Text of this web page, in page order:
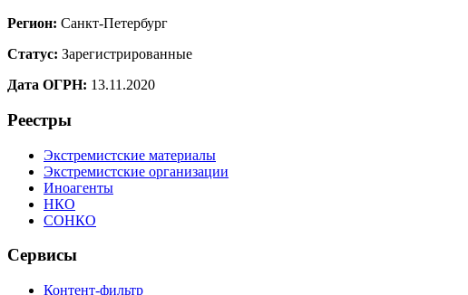
Регион: Санкт-Петербург
Статус: Зарегистрированные
Дата ОГРН: 13.11.2020
Реестры
Экстремистские материалы
Экстремистские организации
Иноагенты
НКО
СОНКО
Сервисы
Контент-фильтр